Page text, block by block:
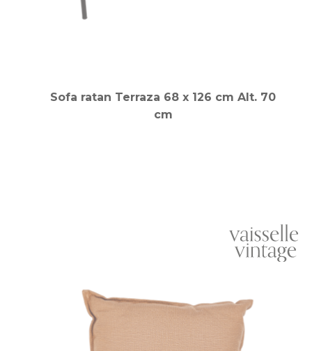
Sofa ratan Terraza 68 x 126 cm Alt. 70
cm